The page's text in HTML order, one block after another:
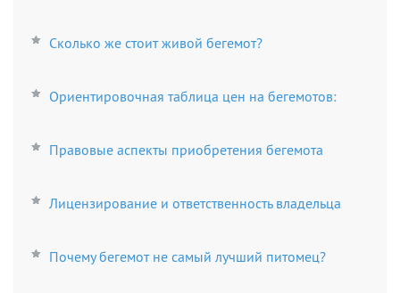
Сколько же стоит живой бегемот?
Ориентировочная таблица цен на бегемотов:
Правовые аспекты приобретения бегемота
Лицензирование и ответственность владельца
Почему бегемот не самый лучший питомец?